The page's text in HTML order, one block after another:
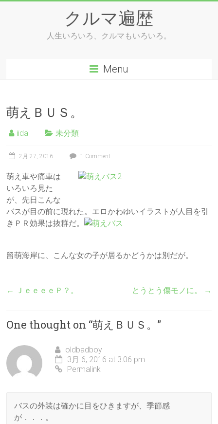
クルマ遍歴
人生いろいろ、クルマもいろいろ。
Menu
萌えＢＵＳ。
iida 未分類
2月 27, 2016 1 Comment
萌え車や痛車は
いろいろ見た
が、先日こんな
バスが目の前に現れた。エロかわゆいイラストが人目を引
きＰＲ効果は抜群だ。
留萌海岸に、こんな女の子が居るかどうかは別だが。
← ＪｅｅｅｅＰ？。 とうとう傷モノに。 →
One thought on “萌えＢＵＳ。 ”
oldbadboy
3月 6, 2016 at 3:06 pm
Permalink
バスの外装は確かに目をひきますが、季節感
が．．．。